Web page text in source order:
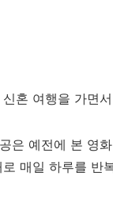
신혼 여행을 가면
은 예전에 본 영화
로 매일 하루를 반